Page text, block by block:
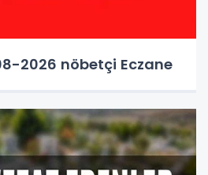
2026 nöbetçi Eczane